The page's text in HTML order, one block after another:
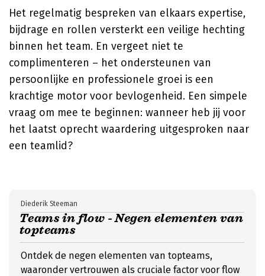
Het regelmatig bespreken van elkaars expertise,
bijdrage en rollen versterkt een veilige hechting
binnen het team. En vergeet niet te
complimenteren – het ondersteunen van
persoonlijke en professionele groei is een
krachtige motor voor bevlogenheid. Een simpele
vraag om mee te beginnen: wanneer heb jij voor
het laatst oprecht waardering uitgesproken naar
een teamlid?
Teams in flow - Negen elementen van
topteams
Diederik Steeman
Ontdek de negen elementen van topteams,
waaronder vertrouwen als cruciale factor voor flow